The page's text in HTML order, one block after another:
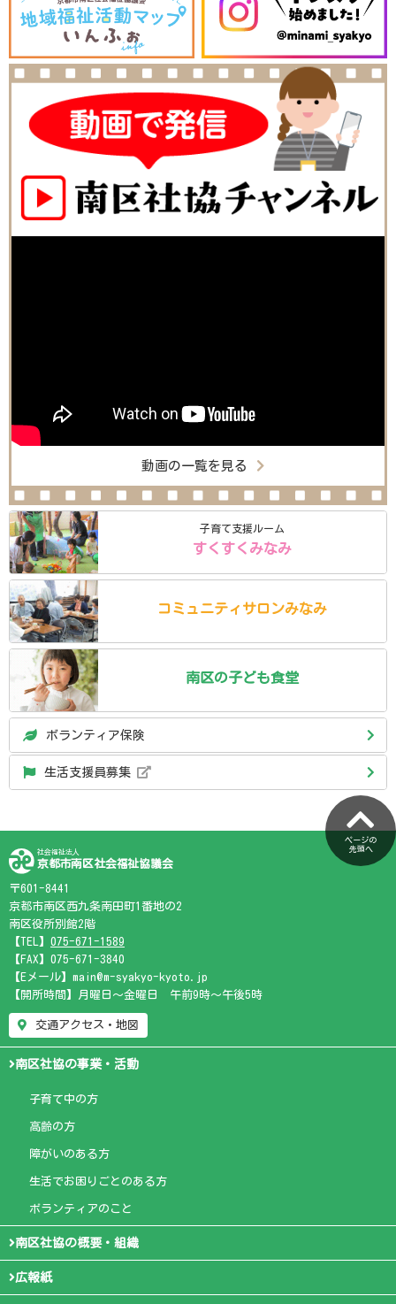
動画の一覧を見る
子育て支援ルーム
すくすくみなみ
コミュニティ サロンみなみ
南区の子ども食堂
ボランティア保険
生活支援員募集
ページの
先頭へ
社会福祉法人
京都市南区社会福祉協議会
〒601-8441
京都市南区西九条南田町1番地の2
南区役所別館2階
【TEL】 075-671-1589
【FAX】075-671-3840
【Eメール】main@m-syakyo-kyoto.jp
【開所時間】月曜日～金曜日 午前9時～午後5時
交通アクセス・地図
南区社協の事業・活動
子育て中の方
高齢の方
障がいのある方
生活でお困りごとのある方
ボランティアのこと
南区社協の概要・組織
広報紙